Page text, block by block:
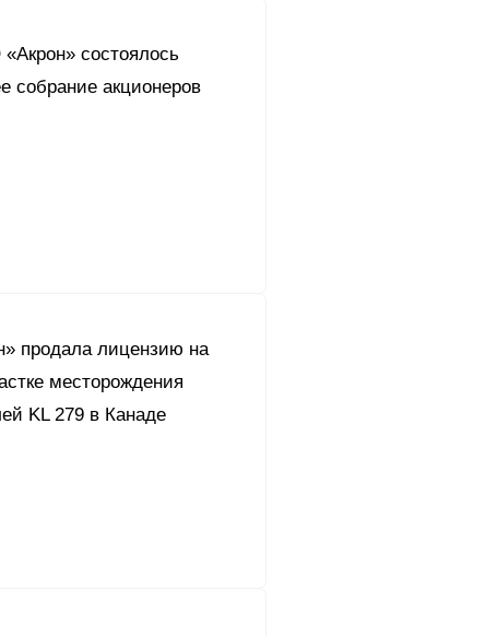
состоялось
собрание акционеров
продала лицензию на
месторождения
KL 279 в Канаде